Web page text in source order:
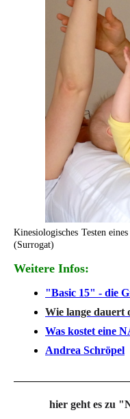
Kinesiologisches Testen
(Surrogat)
Weitere Infos:
"Basic 15" - die
Wie lange dauert
Was kostet eine
Andrea Schröpel
hier geht es zu